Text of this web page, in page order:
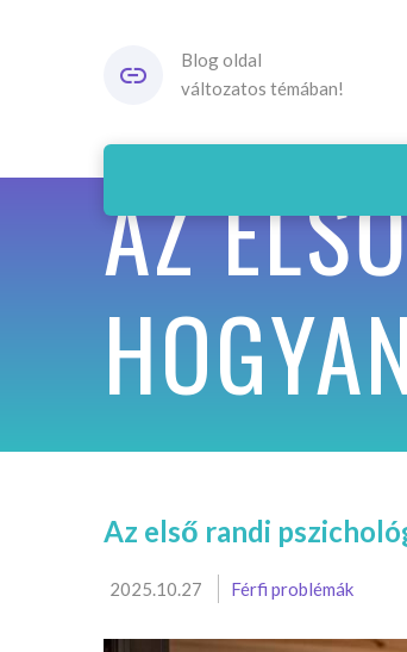
Blog oldal
változatos témában!
AZ
Az első randi
2025.10.27 Férfi problémák